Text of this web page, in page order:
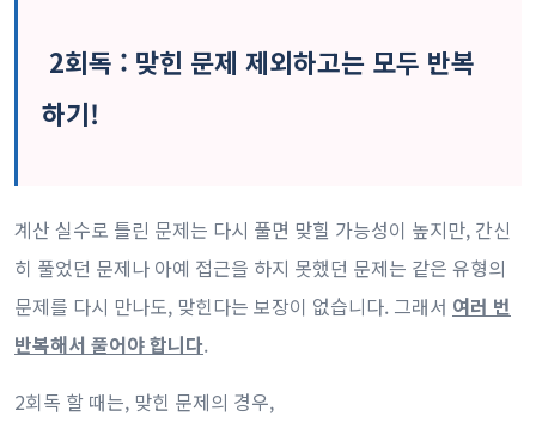
2회독 : 맞힌 문제 제외하고는 모두 반복
하기!
계산 실수로 틀린 문제는 다시 풀면 맞힐 가능성이 높지만, 간신
히 풀었던 문제나 아예 접근을 하지 못했던 문제는 같은 유형의
문제를 다시 만나도, 맞힌다는 보장이 없습니다. 그래서 여러 번
반복해서 풀어야 합니다.
2회독 할 때는, 맞힌 문제의 경우,